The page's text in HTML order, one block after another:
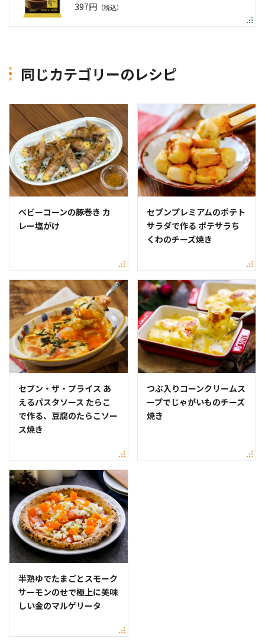
397円 （税込）
同じカテゴリーのレシピ
ベビーコーンの豚巻き カ
レー塩がけ
セブンプレミアムのポテト
サラダで作る ポテサラち
くわのチーズ焼き
セブン・ザ・プライス あ
えるパスタソース たらこ
で作る、豆腐のたらこソー
ス焼き
つぶ入りコーンクリームス
ープでじゃがいものチーズ
焼き
半熟ゆでたまごとスモーク
サーモンのせで極上に美味
しい金のマルゲリータ